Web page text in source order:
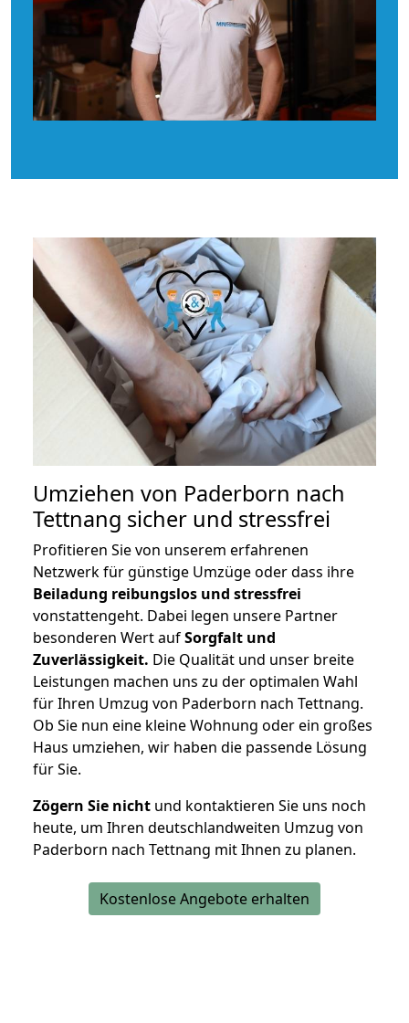
Umziehen von Paderborn nach
Tettnang sicher und stressfrei
Profitieren Sie von unserem erfahrenen
Netzwerk für günstige Umzüge oder dass ihre
Beiladung reibungslos und stressfrei
vonstattengeht. Dabei legen unsere Partner
besonderen Wert aufSorgfalt und
Zuverlässigkeit. Die Qualität und unser breite
Leistungen machen uns zu der optimalen Wahl
für Ihren Umzug von Paderborn nach Tettnang.
Ob Sie nun eine kleine Wohnung oder ein großes
Haus umziehen, wir haben die passende Lösung
für Sie.
Zögern Sie nicht und kontaktieren Sie uns noch
heute, um Ihren deutschlandweiten Umzug von
Paderborn nach Tettnang mit Ihnen zu planen.
Kostenlose Angebote erhalten